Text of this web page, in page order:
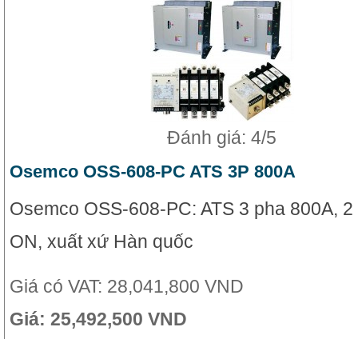
Đánh giá: 4/5
Osemco OSS-608-PC ATS 3P 800A
Osemco OSS-608-PC: ATS 3 pha 800A,
ON, xuất xứ Hàn quốc
Giá có VAT: 28,041,800 VND
Giá: 25,492,500 VND